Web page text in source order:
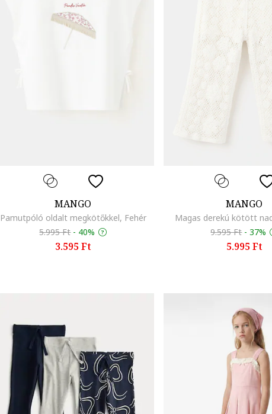
MANGO
Pamutpóló oldalt megkötőkkel, Fehér
5.995 Ft - 40%
3.595 Ft
MANGO
Magas derekú kötött
9.595 Ft -37%
5.995 Ft